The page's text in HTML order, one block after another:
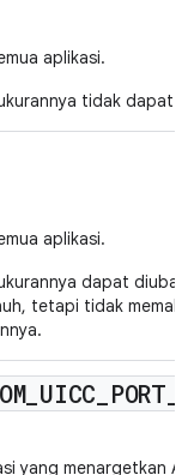
aplikasi.
tidak dapat
aplikasi.
dapat
tetapi tidak
_ UICC PORT
yang menargetkan